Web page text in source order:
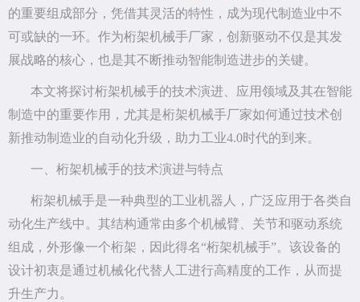
的重要组成部分，凭借其灵活的特性，成为现代制造业中不
可或缺的一环。作为桁架机械手厂家，创新驱动不仅是其发
展战略的核心，也是其不断推动智能制造进步的关键。
本文将探讨桁架机械手的技术演进、应用领域及其在智能
制造中的重要作用，尤其是桁架机械手厂家如何通过技术创
新推动制造业的自动化升级，助力工业4.0时代的到来。
一、桁架机械手的技术演进与特点
桁架机械手是一种典型的工业机器人，广泛应用于各类自
动化生产线中。其结构通常由多个机械臂、关节和驱动系统
组成，外形像一个桁架，因此得名“桁架机械手”。该设备的
设计初衷是通过机械化代替人工进行高精度的工作，从而提
升生产力。